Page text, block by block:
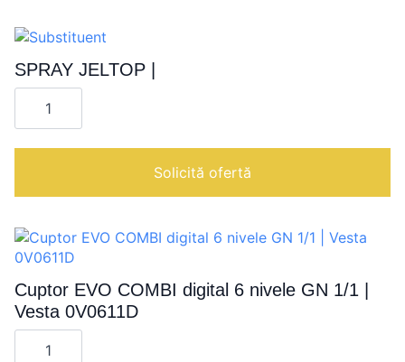
|
Vesta
SPRAY JELTOP |
Cantitate
SPRAY
Solicită ofertă
Cuptor EVO COMBI digital 6 nivele GN 1/1 |
Vesta 0V0611D
Cantitate
Cuptor